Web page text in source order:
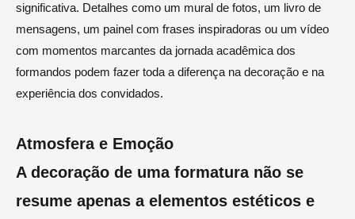
significativa. Detalhes como um mural de fotos, um livro de
mensagens, um painel com frases inspiradoras ou um vídeo
com momentos marcantes da jornada acadêmica dos
formandos podem fazer toda a diferença na decoração e na
experiência dos convidados.
Atmosfera e Emoção
A decoração de uma formatura não se
resume apenas a elementos estéticos e